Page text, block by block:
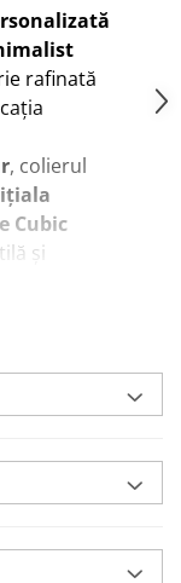
rafinată
, colierul
Cubic
și
forma
adaugă
a fi
la